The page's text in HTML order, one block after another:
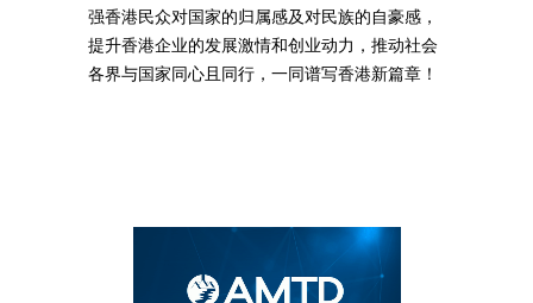
强香港民众对国家的归属感及对民族的自豪感，
提升香港企业的发展激情和创业动力，推动社会
各界与国家同心且同行，一同谱写香港新篇章！